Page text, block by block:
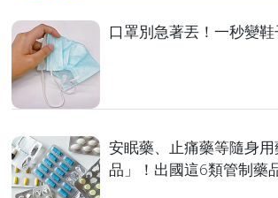
口罩別急著丟！一秒變
安眠藥、止痛藥等隨身
品」！出國這6類管制藥